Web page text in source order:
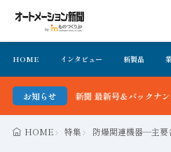
HOME インタビュー 新製品
お知らせ
ーション新聞 最新号＆バックナンバーを
HOME 特集 防爆関連機器―主要